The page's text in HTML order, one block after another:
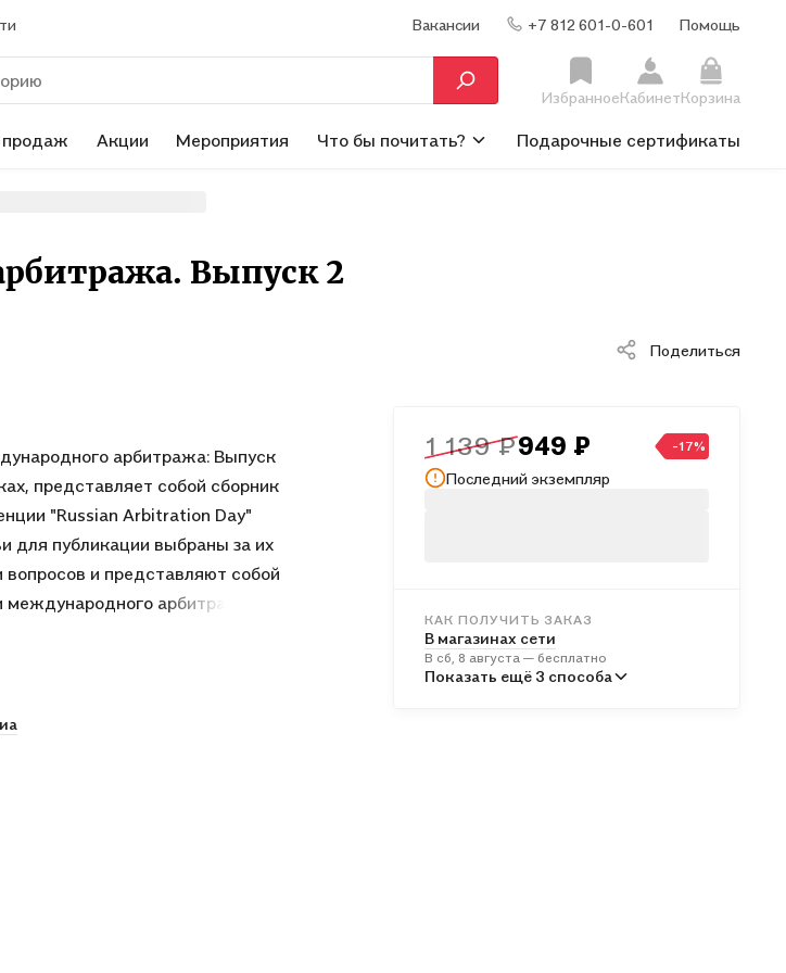
Вакансии +7 812 601-0-601 Помощь
ИзбранноеКабинетКорзина
Акции Мероприятия Что бы почитать? Подарочные сертификаты
Выпуск 2
Поделиться
арбитража: Выпуск
представляет собой сборник
"Russian Arbitration Day"
для публикации выбраны за их
вопросов и представляют собой
международного арбитража в
аспирантов юридических вузов.
1 139 ₽949 ₽ -17%
Последний экземпляр
КАК ПОЛУЧИТЬ ЗАКАЗ
В магазинах сети
В сб, 8 августа — бесплатно
В пунктах выдачи
Показать ещё 3 способа